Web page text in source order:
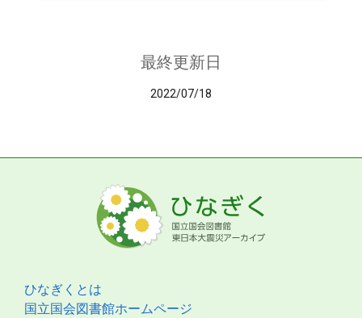
最終更新日
2022/07/18
ひなぎくとは
国立国会図書館ホームページ